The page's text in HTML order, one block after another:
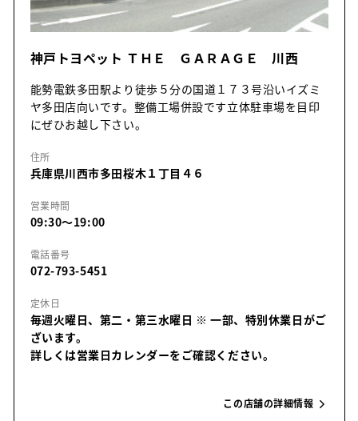
神戸トヨペット ＴＨＥ ＧＡＲＡＧＥ 川西
能勢電鉄多田駅より徒歩５分の国道１７３号沿いイズミ
ヤ多田店向いです。整備工場併設です立体駐車場を目印
にぜひお越し下さい。
住所
兵庫県川西市多田桜木１丁目４６
営業時間
09:30～19:00
電話番号
072-793-5451
定休日
毎週火曜日、第二・第三水曜日 ※ 一部、特別休業日がご
ざいます。
詳しくは営業日カレンダーをご確認ください。
この店舗の詳細情報